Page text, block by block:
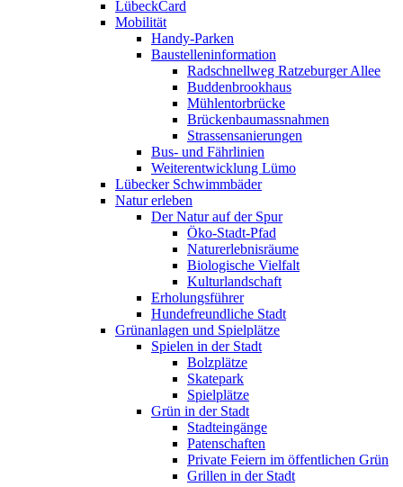
LübeckCard
Mobilität
Handy-Parken
Baustelleninformation
Radschnellweg Ratzeburger Allee
Buddenbrookhaus
Mühlentorbrücke
Brückenbaumassnahmen
Strassensanierungen
Bus- und Fährlinien
Weiterentwicklung Lümo
Lübecker Schwimmbäder
Natur erleben
Der Natur auf der Spur
Öko-Stadt-Pfad
Naturerlebnisräume
Biologische Vielfalt
Kulturlandschaft
Erholungsführer
Hundefreundliche Stadt
Grünanlagen und Spielplätze
Spielen in der Stadt
Bolzplätze
Skatepark
Spielplätze
Grün in der Stadt
Stadteingänge
Patenschaften
Private Feiern im öffentlichen Grün
Grillen in der Stadt